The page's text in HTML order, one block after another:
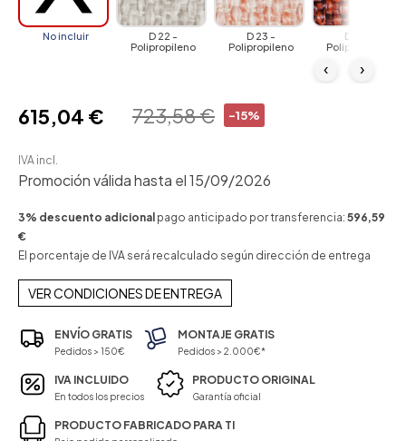
No incluir
D 22 -
Polipropileno
D 23 -
Polipropileno
D 24 -
Polipropileno
‹ ›
-15%
723,58 €
615,04 €
IVA incl.
Promoción válida hasta el 15/09/2026
3% descuento adicional pago anticipado por transferencia: 596,59
€
El porcentaje de IVA será recalculado según dirección de entrega
VER CONDICIONES DE ENTREGA
ENVÍO GRATIS
Pedidos > 150€
MONTAJE GRATIS
Pedidos > 2.000€*
IVA INCLUIDO
En todos los precios
PRODUCTO ORIGINAL
Garantía oficial
PRODUCTO FABRICADO PARA TI